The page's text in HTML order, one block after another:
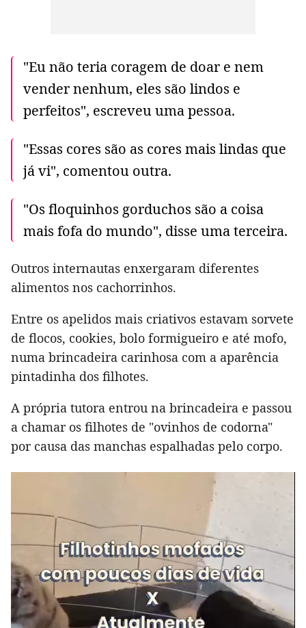
"Eu não teria coragem de doar e nem
vender nenhum, eles são lindos e
perfeitos", escreveu uma pessoa.
"Essas cores são as cores mais lindas que
já vi", comentou outra.
"Os floquinhos gorduchos são a coisa
mais fofa do mundo", disse uma terceira.
Outros internautas enxergaram diferentes
alimentos nos cachorrinhos.
Entre os apelidos mais criativos estavam sorvete
de flocos, cookies, bolo formigueiro e até mofo,
numa brincadeira carinhosa com a aparência
pintadinha dos filhotes.
A própria tutora entrou na brincadeira e passou
a chamar os filhotes de "ovinhos de codorna"
por causa das manchas espalhadas pelo corpo.